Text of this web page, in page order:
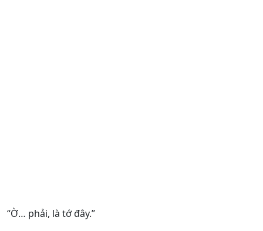
“Ờ… phải, là tớ đây.”